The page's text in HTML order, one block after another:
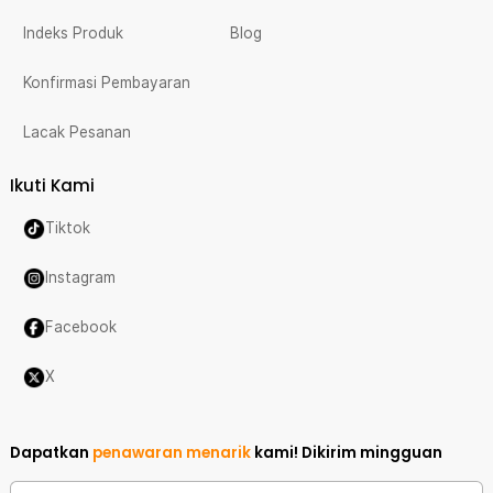
Indeks Produk
Konfirmasi Pembayaran
Lacak Pesanan
Blog
Ikuti Kami
Tiktok
Instagram
Facebook
X
Dapatkan penawaran menarik kami! Dikirim mingguan